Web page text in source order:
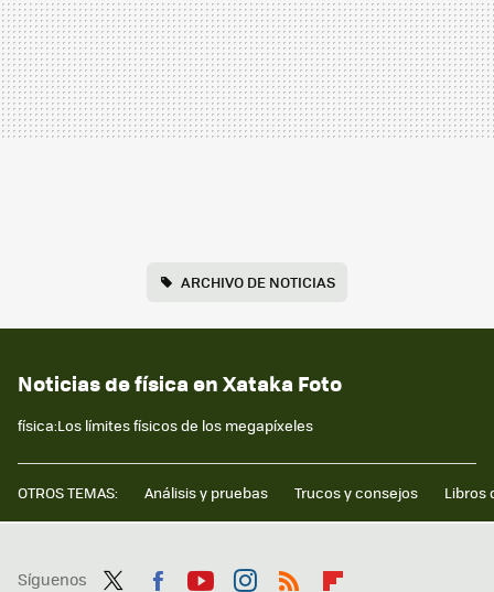
ARCHIVO DE NOTICIAS
Noticias de física en Xataka Foto
física:Los límites físicos de los megapíxeles
OTROS TEMAS: Análisis y pruebas Trucos y consejos Libros
Síguenos